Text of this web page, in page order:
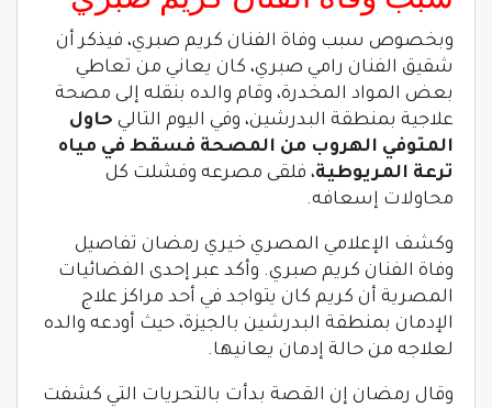
وبخصوص سبب وفاة الفنان كريم صبري، فيذكر أن
شقيق الفنان رامي صبري، كان يعاني من تعاطي
بعض المواد المخدرة، وقام والده بنقله إلى مصحة
علاجية بمنطقة البدرشين، وفي اليوم التالي حاول
المتوفي الهروب من المصحة فسقط في مياه
ترعة المريوطية، فلقى مصرعه وفشلت كل
محاولات إسعافه.
وكشف الإعلامي المصري خيري رمضان تفاصيل
وفاة الفنان كريم صبري. وأكد عبر إحدى الفضائيات
المصرية أن كريم كان يتواجد في أحد مراكز علاج
الإدمان بمنطقة البدرشين بالجيزة، حيث أودعه والده
لعلاجه من حالة إدمان يعانيها.
وقال رمضان إن القصة بدأت بالتحريات التي كشفت